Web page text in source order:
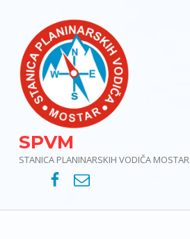
SPVM
STANICA PLANINARSKIH VODIČA MOSTAR
SPVM – Facebook
SPVM – e-mail